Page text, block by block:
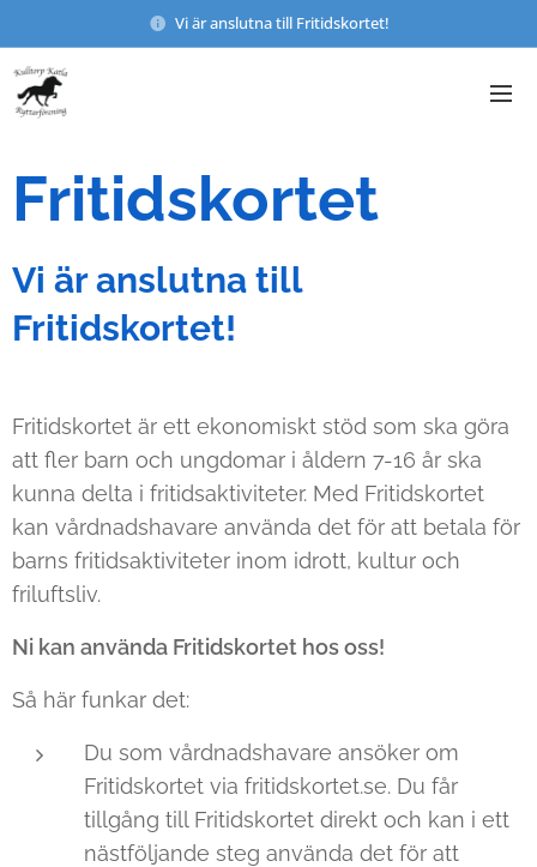
Vi är anslutna till Fritidskortet!
Fritidskortet
Vi är anslutna till
Fritidskortet!
Fritidskortet är ett ekonomiskt stöd som ska göra
att fler barn och ungdomar i åldern 7-16 år ska
kunna delta i fritidsaktiviteter. Med Fritidskortet
kan vårdnadshavare använda det för att betala för
barns fritidsaktiviteter inom idrott, kultur och
friluftsliv.
Ni kan använda Fritidskortet hos oss!
Så här funkar det:
Du som vårdnadshavare ansöker om
Fritidskortet via fritidskortet.se. Du får
tillgång till Fritidskortet direkt och kan i ett
nästföljande steg använda det för att